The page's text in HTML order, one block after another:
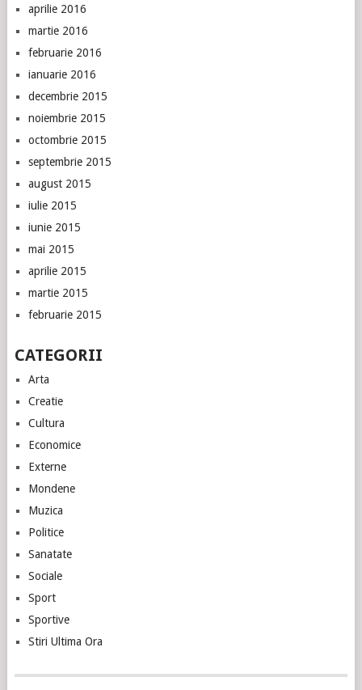
aprilie 2016
martie 2016
februarie 2016
ianuarie 2016
decembrie 2015
noiembrie 2015
octombrie 2015
septembrie 2015
august 2015
iulie 2015
iunie 2015
mai 2015
aprilie 2015
martie 2015
februarie 2015
CATEGORII
Arta
Creatie
Cultura
Economice
Externe
Mondene
Muzica
Politice
Sanatate
Sociale
Sport
Sportive
Stiri Ultima Ora